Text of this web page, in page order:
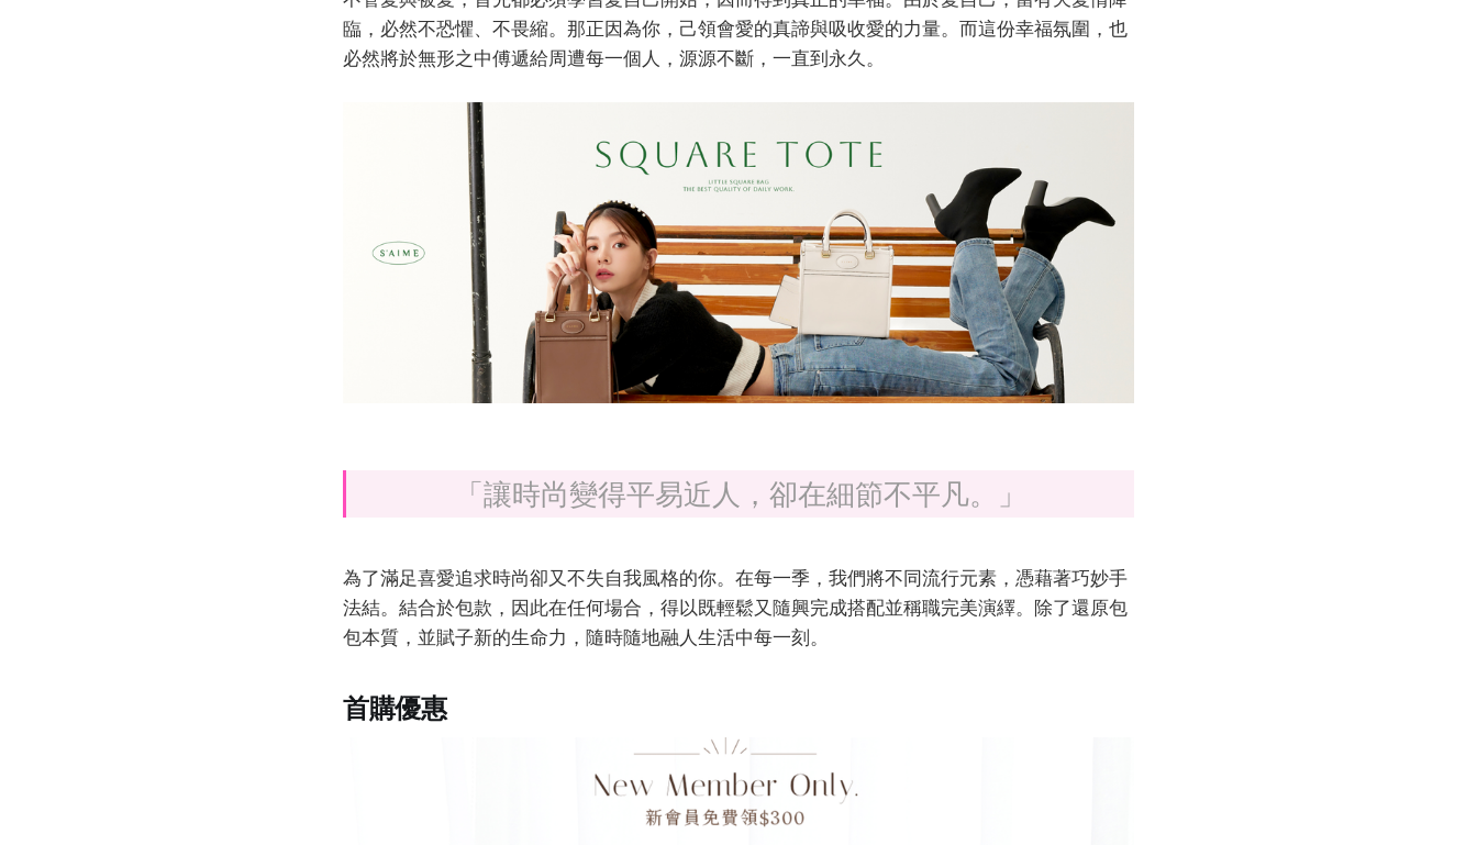
臨，必然不恐懼、不畏縮。那正因為你，己領會愛的真諦與吸收愛的力量。而這份幸福氛圍，也
必然將於無形之中傅遞給周遭每一個人，源源不斷，一直到永久。
「讓時尚變得平易近人，卻在細節不平凡。」
為了滿足喜愛追求時尚卻又不失自我風格的你。在每一季，我們將不同流行元素，憑藉著巧妙手
法結。結合於包款，因此在任何場合，得以既輕鬆又隨興完成搭配並稱職完美演繹。除了還原包
包本質，並賦子新的生命力，隨時隨地融人生活中每一刻。
首購優惠